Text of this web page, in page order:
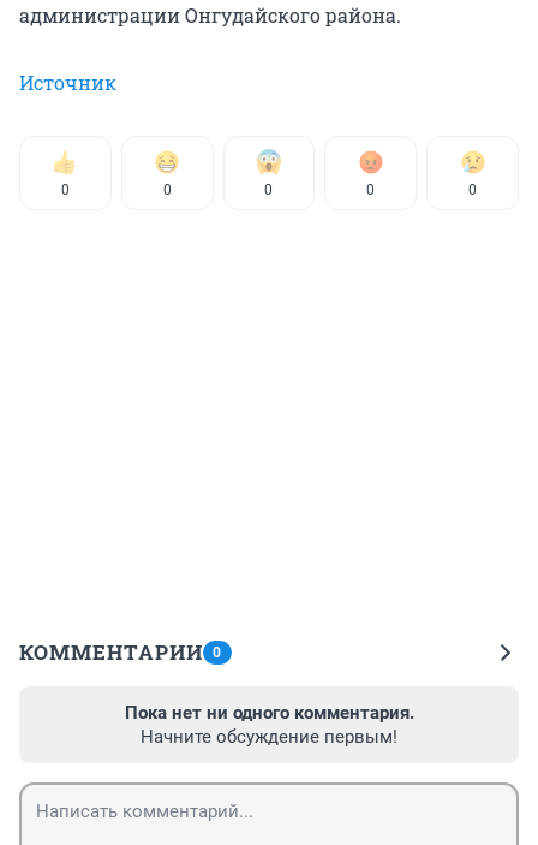
администрации Онгудайского района.
Источник
0 0 0 0 0
КОММЕНТАРИИ 0
Пока нет ни одного комментария.
Начните обсуждение первым!